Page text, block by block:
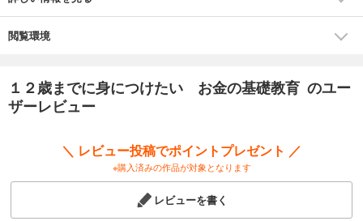
閲覧環境
１２歳までに身につけたい お金の基礎教育 のユー
ザーレビュー
＼ レビュー投稿でポイントプレゼント ／
※購入済みの作品が対象となります
レビューを書く